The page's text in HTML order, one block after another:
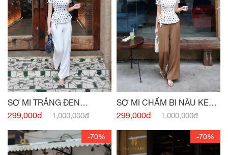
SƠ MI TRẮNG ĐEN
PEPLUM NƠ EO
299,000đ 1,000,000đ
SƠ MI CHẤM BI NÂU KEM
PEPLUM
299,000đ 1,000,000đ
-70% -70%